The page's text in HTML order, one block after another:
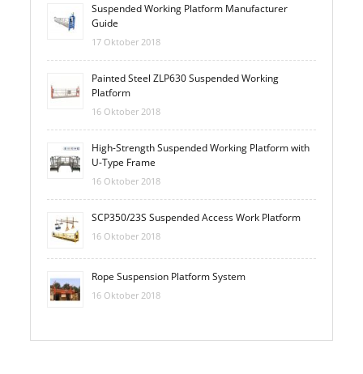
Suspended Working Platform Manufacturer
Guide
17 Oktober 2018
Painted Steel ZLP630 Suspended Working
Platform
16 Oktober 2018
High-Strength Suspended Working Platform with
U-Type Frame
16 Oktober 2018
SCP350/23S Suspended Access Work Platform
16 Oktober 2018
Rope Suspension Platform System
16 Oktober 2018